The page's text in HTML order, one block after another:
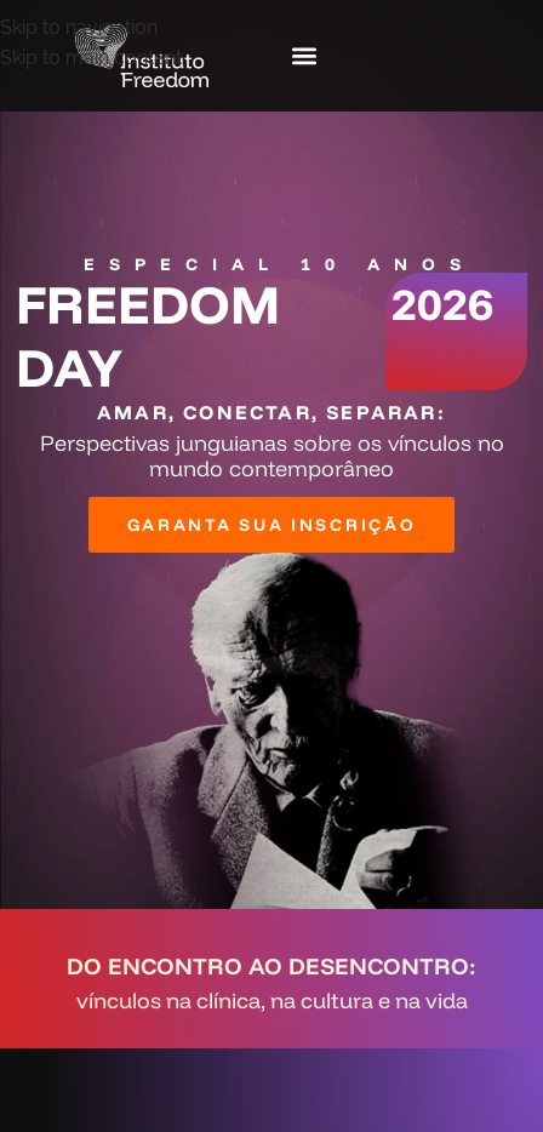
Skip to navigation
Skip to main content
ESPECIAL 10 ANOS
FREEDOM
DAY
2026
AMAR, CONECTAR, SEPARAR:
Perspectivas junguianas sobre os vínculos no
mundo contemporâneo
GARANTA SUA INSCRIÇÃO
DO ENCONTRO AO DESENCONTRO:
vínculos na clínica, na cultura e na vida